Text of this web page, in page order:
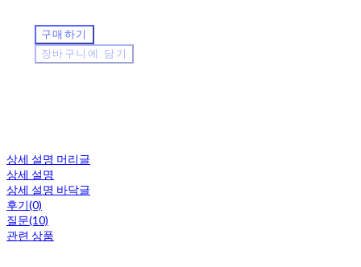
구매하기
장바구니에 담기
상세 설명 머리글
상세 설명
상세 설명 바닥글
후기(0)
질문(10)
관련 상품